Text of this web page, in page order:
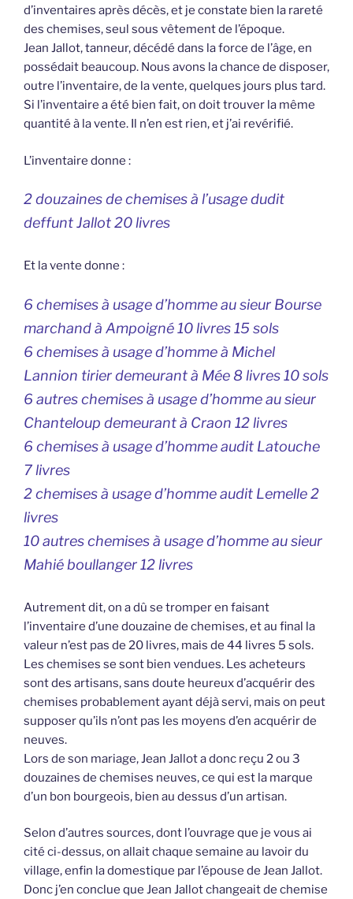
d’inventaires après décès, et je constate bien la rareté
des chemises, seul sous vêtement de l’époque.
Jean Jallot, tanneur, décédé dans la force de l’âge, en
possédait beaucoup. Nous avons la chance de disposer,
outre l’inventaire, de la vente, quelques jours plus tard.
Si l’inventaire a été bien fait, on doit trouver la même
quantité à la vente. Il n’en est rien, et j’ai revérifié.
L’inventaire donne :
2 douzaines de chemises à l’usage dudit
deffunt Jallot 20 livres
Et la vente donne :
6 chemises à usage d’homme au sieur Bourse
marchand à Ampoigné 10 livres 15 sols
6 chemises à usage d’homme à Michel
Lannion tirier demeurant à Mée 8 livres 10 sols
6 autres chemises à usage d’homme au sieur
Chanteloup demeurant à Craon 12 livres
6 chemises à usage d’homme audit Latouche
7 livres
2 chemises à usage d’homme audit Lemelle 2
livres
10 autres chemises à usage d’homme au sieur
Mahié boullanger 12 livres
Autrement dit, on a dû se tromper en faisant
l’inventaire d’une douzaine de chemises, et au final la
valeur n’est pas de 20 livres, mais de 44 livres 5 sols.
Les chemises se sont bien vendues. Les acheteurs
sont des artisans, sans doute heureux d’acquérir des
chemises probablement ayant déjà servi, mais on peut
supposer qu’ils n’ont pas les moyens d’en acquérir de
neuves.
Lors de son mariage, Jean Jallot a donc reçu 2 ou 3
douzaines de chemises neuves, ce qui est la marque
d’un bon bourgeois, bien au dessus d’un artisan.
Selon d’autres sources, dont l’ouvrage que je vous ai
cité ci-dessus, on allait chaque semaine au lavoir du
village, enfin la domestique par l’épouse de Jean Jallot.
Donc j’en conclue que Jean Jallot changeait de chemise